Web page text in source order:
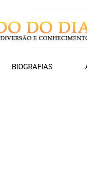
BIOGRAFIAS